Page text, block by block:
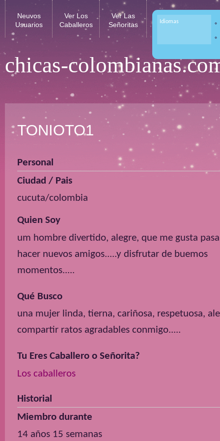
chicas-
Neuvos
Usuarios
Ver Los
Caballeros
Ver Las
Señoritas
Idiomas
TONIOTO1
Personal
Ciudad / Pais
cucuta/colombia
Quien Soy
um hombre divertido, alegre, que me gusta
hacer nuevos amigos.....y disfrutar de buemos
momentos.....
Qué Busco
una mujer linda, tierna, cariñosa, respetuosa,
compartir ratos agradables conmigo.....
Tu Eres Caballero o Señorita?
Los caballeros
Historial
Miembro durante
14 años 15 semanas